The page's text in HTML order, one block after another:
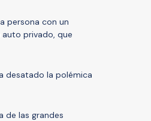
persona con un
privado, que
desatado la polémica
de las grandes